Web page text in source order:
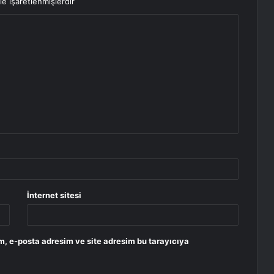
İnternet sitesi
e-posta adresim ve site adresim bu tarayıcıya